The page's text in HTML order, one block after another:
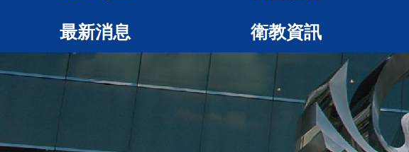
最新消息 衛教資訊